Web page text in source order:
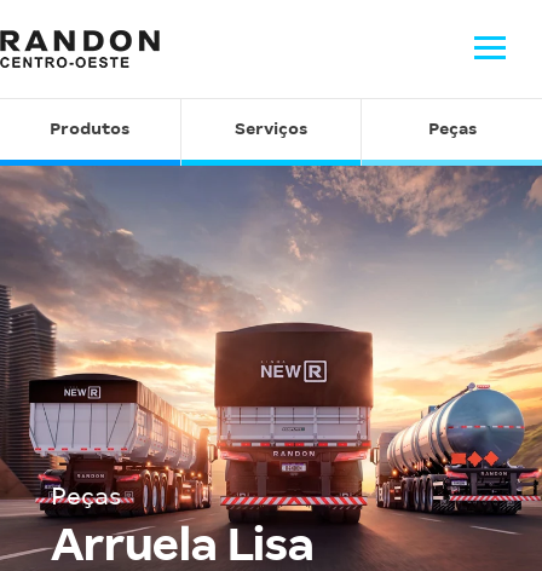
Produtos Serviços Peças
Peças
Arruela Lisa